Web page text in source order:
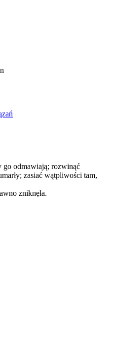
go odmawiają; rozwinąć
zasiać wątpliwości tam,
zniknęła.